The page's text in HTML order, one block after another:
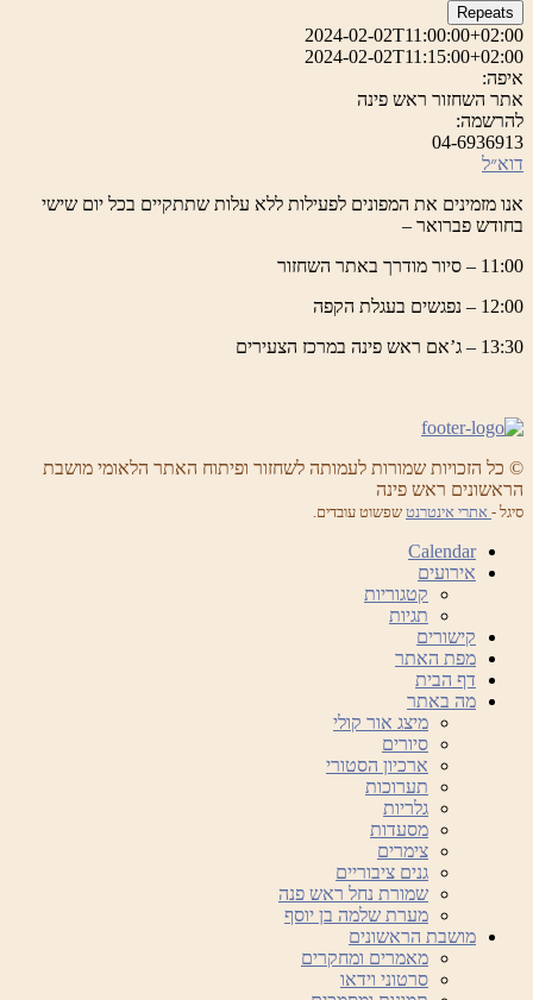
Repeats
2024-02-02T11:00:00+02:00
2024-02-02T11:15:00+02:00
איפה:
אתר השחזור ראש פינה
להרשמה:
04-6936913
דוא״ל
אנו מזמינים את המפונים לפעילות ללא עלות שתתקיים בכל יום שישי
בחודש פברואר –
11:00 – סיור מודרך באתר השחזור
12:00 – נפגשים בעגלת הקפה
13:30 – ג’אם ראש פינה במרכז הצעירים
© כל הזכויות שמורות לעמותה לשחזור ופיתוח האתר הלאומי מושבת
הראשונים ראש פינה
סיגל - אתרי אינטרנט שפשוט עובדים.
Calendar
אירועים
קטגוריות
תגיות
קישורים
מפת האתר
דף הבית
מה באתר
מיצג אור קולי
סיורים
ארכיון הסטורי
תערוכות
גלריות
מסעדות
צימרים
גנים ציבוריים
שמורת נחל ראש פנה
מערת שלמה בן יוסף
מושבת הראשונים
מאמרים ומחקרים
סרטוני וידאו